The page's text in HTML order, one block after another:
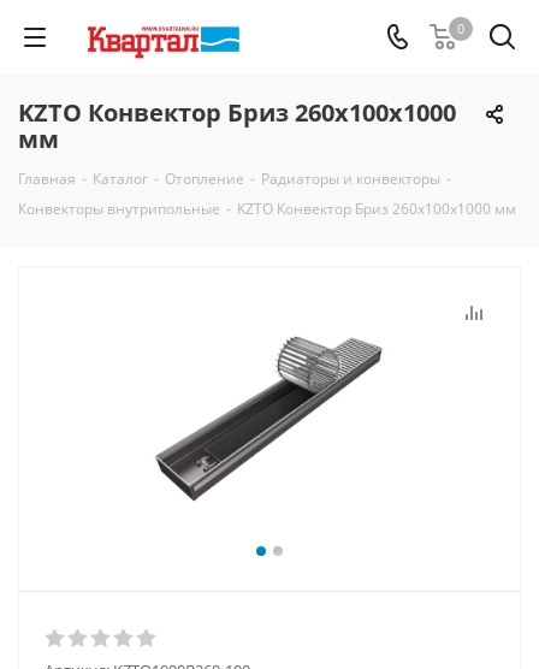
0
KZTO Конвектор Бриз 260х100х1000
мм
Главная - Каталог - Отопление - Радиаторы и конвекторы -
Конвекторы внутрипольные - KZTO Конвектор Бриз 260х100х1000 мм